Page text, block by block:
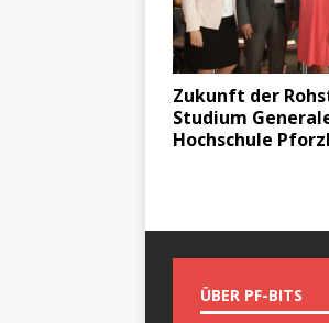
Zukunft der
Studium
Hochschule
ÜBER PF-BITS